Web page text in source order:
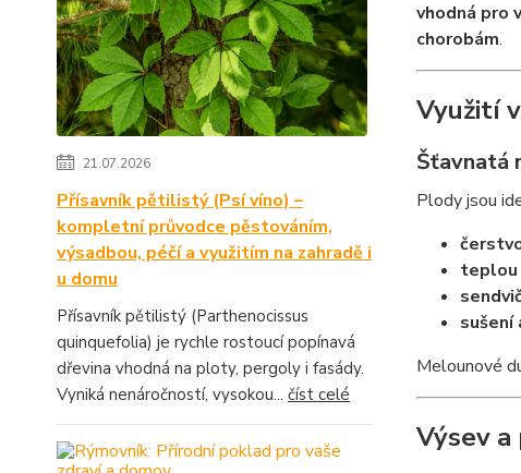
21.07.2026
Přísavník pětilistý (Psí víno) –
kompletní průvodce pěstováním,
výsadbou, péčí a využitím na zahradě i
u domu
Přísavník pětilistý (Parthenocissus
quinquefolia) je rychle rostoucí popínavá
dřevina vhodná na ploty, pergoly i fasády.
Vyniká nenáročností, vysokou... číst celé
vhodná pro
chorobám.
Využití
Šťavnatá
Plody jsou
teplou
sušení
Melounové
Výsev